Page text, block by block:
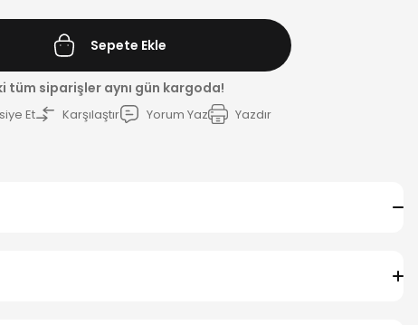
Sepete Ekle
tüm siparişler aynı gün kargoda!
Et Karşılaştır Yorum Yaz Yazdır